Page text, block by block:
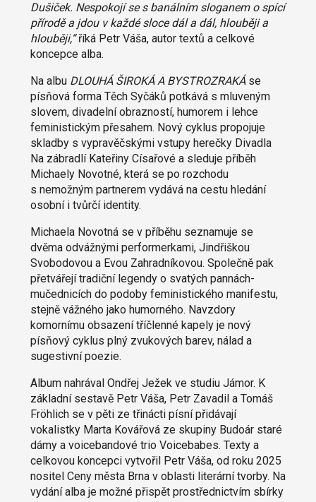
Dušiček. Nespokojí se s banálním sloganem o spící
přírodě a jdou v každé sloce dál a dál, hlouběji a
hlouběji,“říká Petr Váša, autor textů a celkové
koncepce alba.
Na albu DLOUHÁ ŠIROKÁ A BYSTROZRAKÁ se
písňová forma Těch Syčáků potkává s mluveným
slovem, divadelní obrazností, humorem i lehce
feministickým přesahem. Nový cyklus propojuje
skladby s vypravěčskými vstupy herečky Divadla
Na zábradlí Kateřiny Císařové a sleduje příběh
Michaely Novotné, která se po rozchodu
s nemožným partnerem vydává na cestu hledání
osobní i tvůrčí identity.
Michaela Novotná se v příběhu seznamuje se
dvěma odvážnými performerkami, Jindřiškou
Svobodovou a Evou Zahradníkovou. Společně pak
přetvářejí tradiční legendy o svatých pannách-
mučednicích do podoby feministického manifestu,
stejně vážného jako humorného. Navzdory
komornímu obsazení tříčlenné kapely je nový
písňový cyklus plný zvukových barev, nálad a
sugestivní poezie.
Album nahrával Ondřej Ježek ve studiu Jámor. K
základní sestavě Petr Váša, Petr Zavadil a Tomáš
Fröhlich se v pěti ze třinácti písní přidávají
vokalistky Marta Kovářová ze skupiny Budoár staré
dámy a voicebandové trio Voicebabes. Texty a
celkovou koncepci vytvořil Petr Váša, od roku 2025
nositel Ceny města Brna v oblasti literární tvorby. Na
vydání alba je možné přispět prostřednictvím sbírky